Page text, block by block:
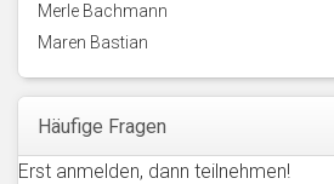
Merle Bachmann
Maren Bastian
Häufige Fragen
Erst anmelden, dann teilnehmen!